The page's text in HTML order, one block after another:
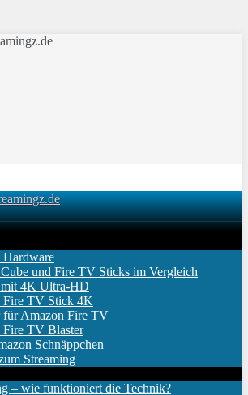
Hardware
und Fire TV Sticks im Vergleich
4K Ultra-HD
Fire TV Stick 4K
für Amazon Fire TV
Fire TV Blaster
Schnäppchen
Streaming
– wie funktioniert die Technik?